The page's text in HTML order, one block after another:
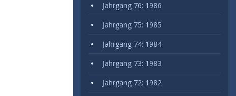
Jahrgang 76: 1986
Jahrgang 75: 1985
Jahrgang 74: 1984
Jahrgang 73: 1983
Jahrgang 72: 1982